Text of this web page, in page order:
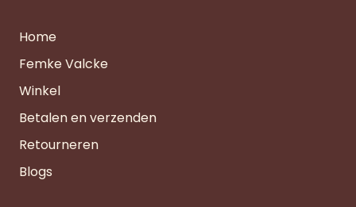
Home
Femke Valcke
Winkel
Betalen en verzenden
Retourneren
Blogs